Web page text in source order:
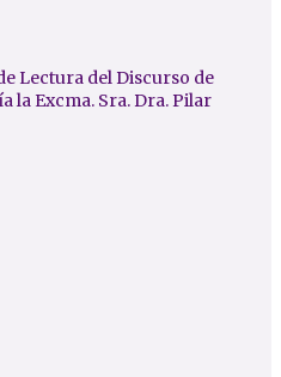
Lectura del Discurso de
la Excma. Sra. Dra. Pilar